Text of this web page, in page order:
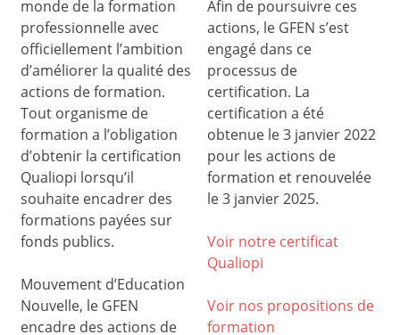
monde de la formation
professionnelle avec
officiellement l’ambition
d’améliorer la qualité des
actions de formation.
Tout organisme de
formation a l’obligation
d’obtenir la certification
Qualiopi lorsqu’il
souhaite encadrer des
formations payées sur
fonds publics.
Mouvement d’Education
Nouvelle, le GFEN
encadre des actions de
Afin de poursuivre ces
actions, le GFEN s’est
engagé dans ce
processus de
certification. La
certification a été
obtenue le 3 janvier 2022
pour les actions de
formation et renouvelée
le 3 janvier 2025.
Voir notre certificat
Qualiopi
Voir nos propositions de
formation